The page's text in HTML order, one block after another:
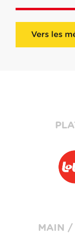
Vers les
MAIN /